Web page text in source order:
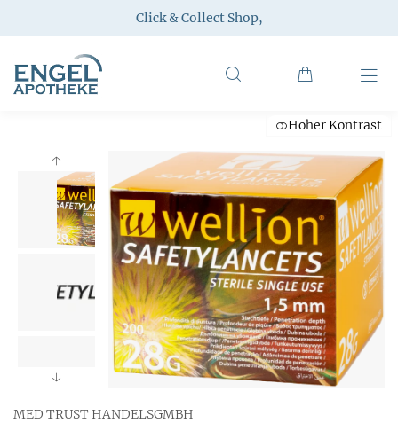
Click & Collect Shop,
Hoher Kontrast
MED TRUST HANDELSGMBH